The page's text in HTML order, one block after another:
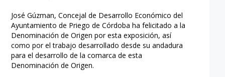
José Gúzman, Concejal de Desarrollo Económico del
Ayuntamiento de Priego de Córdoba ha felicitado a la
Denominación de Origen por esta exposición, así
como por el trabajo desarrollado desde su andadura
para el desarrollo de la comarca de esta
Denominación de Origen.